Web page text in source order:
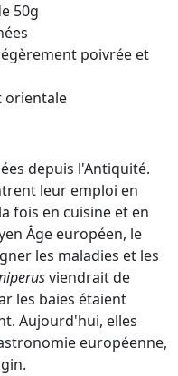
50g
poivrée et
orientale
depuis l'Antiquité.
leur emploi en
fois en cuisine et en
Âge européen, le
les maladies et les
viendrait de
les baies étaient
Aujourd'hui, elles
européenne,